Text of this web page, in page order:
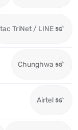
TriNet / LINE
Chunghwa
Airtel